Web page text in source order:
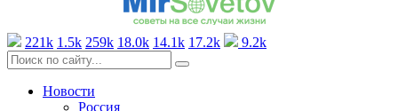
221k 1.5k 259k 18.0k 14.1k 17.2k 9.2k
Новости
Россия